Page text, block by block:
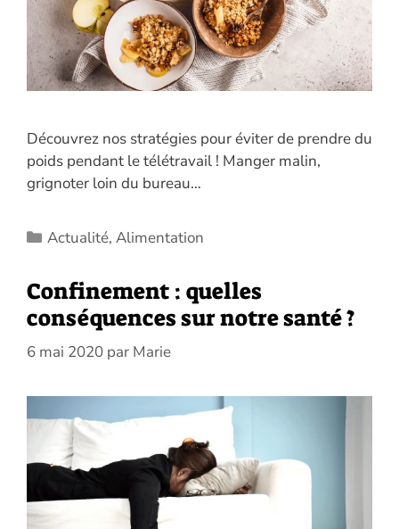
Découvrez nos stratégies pour éviter de prendre du
poids pendant le télétravail ! Manger malin,
grignoter loin du bureau…
Catégories
Actualité,Alimentation
Confinement : quelles
conséquences sur notre santé ?
6 mai 2020 par Marie